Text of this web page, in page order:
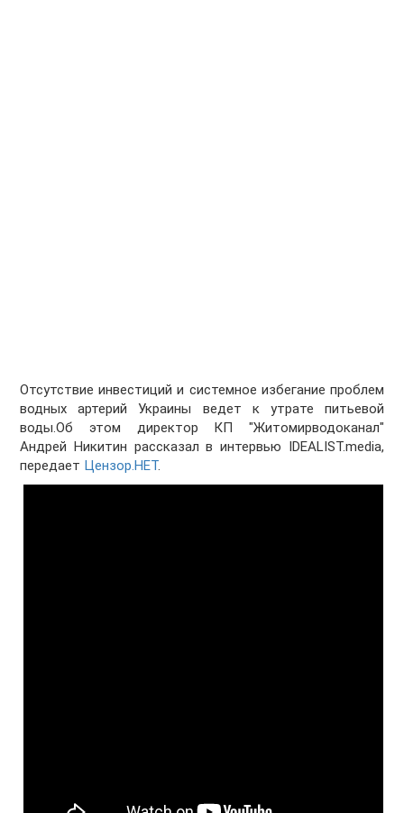
Отсутствие инвестиций и системное избегание проблем
водных артерий Украины ведет к утрате питьевой
воды.Об этом директор КП "Житомирводоканал"
Андрей Никитин рассказал в интервью IDEALIST.media,
передает Цензор.НЕТ.